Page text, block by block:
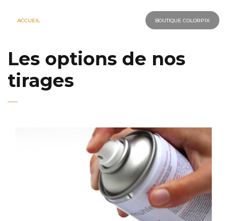
ACCUEIL BOUTIQUE COLORPIX
Les options de nos
tirages